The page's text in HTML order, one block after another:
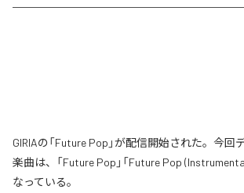
GIRIAの「Future Pop」が配信開始された。今回
楽曲は、「Future Pop」「Future Pop
なっている。